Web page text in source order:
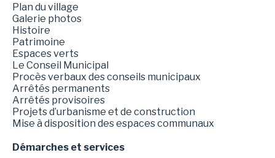
Plan du village
Galerie photos
Histoire
Patrimoine
Espaces verts
Le Conseil Municipal
Procès verbaux des conseils municipaux
Arrêtés permanents
Arrêtés provisoires
Projets d’urbanisme et de construction
Mise à disposition des espaces communaux
Démarches et services